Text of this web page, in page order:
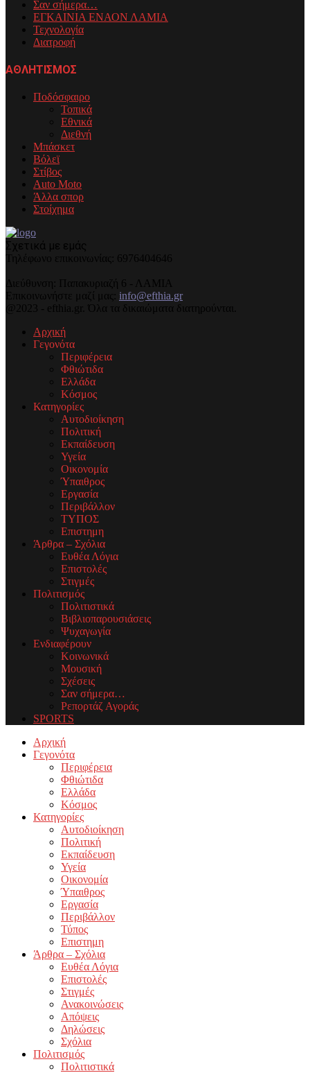
Σαν σήμερα…
ΕΓΚΑΙΝΙΑ ΕΝΑΟΝ ΛΑΜΙΑ
Τεχνολογία
Διατροφή
ΑΘΛΗΤΙΣΜΟΣ
Ποδόσφαιρο
Τοπικά
Εθνικά
Διεθνή
Μπάσκετ
Βόλεϊ
Στίβος
Auto Moto
Άλλα σπορ
Στοίχημα
Σχετικά με εμάς
Τηλέφωνo επικοινωνίας: 6976404646
Διεύθυνση: Παπακυριαζή 6 - ΛΑΜΙΑ
Επικοινωνήστε μαζί μας: info@efthia.gr
@2023 - efthia.gr. Όλα τα δικαιώματα διατηρούνται.
Αρχική
Γεγονότα
Περιφέρεια
Φθιώτιδα
Ελλάδα
Κόσμος
Κατηγορίες
Αυτοδιοίκηση
Πολιτική
Εκπαίδευση
Υγεία
Οικονομία
Ύπαιθρος
Εργασία
Περιβάλλον
ΤΥΠΟΣ
Επιστημη
Άρθρα – Σχόλια
Ευθέα Λόγια
Επιστολές
Στιγμές
Πολιτισμός
Πολιτιστικά
Βιβλιοπαρουσιάσεις
Ψυχαγωγία
Ενδιαφέρουν
Κοινωνικά
Μουσική
Σχέσεις
Σαν σήμερα…
Ρεπορτάζ Αγοράς
SPORTS
Facebook
Twitter
Instagram
Youtube
Email
Αρχική
Γεγονότα
Περιφέρεια
Φθιώτιδα
Ελλάδα
Κόσμος
Κατηγορίες
Αυτοδιοίκηση
Πολιτική
Εκπαίδευση
Υγεία
Οικονομία
Ύπαιθρος
Εργασία
Περιβάλλον
Τύπος
Επιστημη
Άρθρα – Σχόλια
Ευθέα Λόγια
Επιστολές
Στιγμές
Ανακοινώσεις
Απόψεις
Δηλώσεις
Σχόλια
Πολιτισμός
Πολιτιστικά